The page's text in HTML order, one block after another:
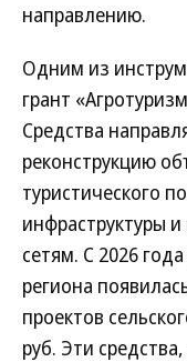
направлению.
Одним из
грант
Средства
реконструкцию
туристического
инфраструктуры
сетям. С 2026
региона
проектов
руб. Эти